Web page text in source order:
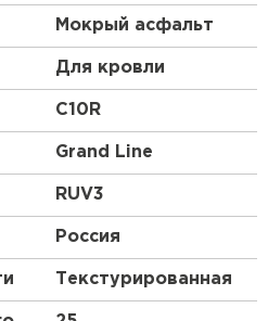
Мокрый асфальт
Для кровли
C10R
Grand Line
RUV3
Россия
Текстурированная